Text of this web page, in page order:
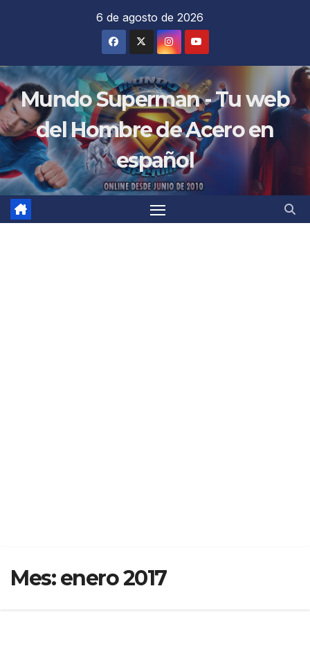
6 de agosto de 2026
Mundo Superman - Tu web
del Hombre de Acero en
español
Mes:enero 2017